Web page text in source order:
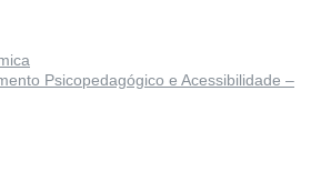
Psicopedagógico e Acessibilidade –